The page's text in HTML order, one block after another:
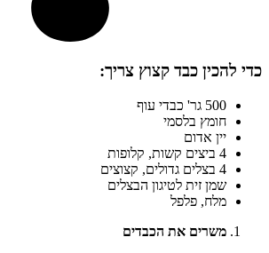
כדי להכין כבד קצוץ צריך:
500 גר' כבדי עוף
חומץ בלסמי
יין אדום
4 ביצים קשות, קלופות
4 בצלים גדולים, קצוצים
שמן זית לטיגון הבצלים
מלח, פלפל
משרים את הכבדים